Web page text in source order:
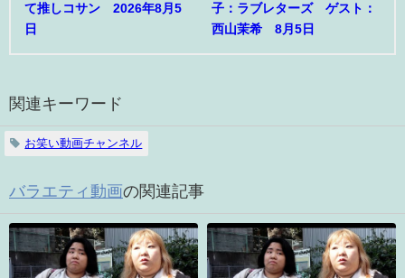
て推しコサン 2026年8月5
日
子：ラブレターズ ゲスト：
西山茉希 8月5日
関連キーワード
お笑い動画チャンネル
バラエティ動画の関連記事